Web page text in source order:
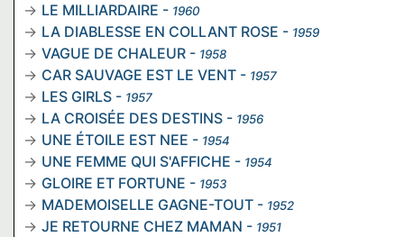
LE MILLIARDAIRE - 1960
LA DIABLESSE EN COLLANT ROSE - 1959
VAGUE DE CHALEUR - 1958
CAR SAUVAGE EST LE VENT - 1957
LES GIRLS - 1957
LA CROISÉE DES DESTINS - 1956
UNE ÉTOILE EST NEE - 1954
UNE FEMME QUI S'AFFICHE - 1954
GLOIRE ET FORTUNE - 1953
MADEMOISELLE GAGNE-TOUT - 1952
JE RETOURNE CHEZ MAMAN - 1951